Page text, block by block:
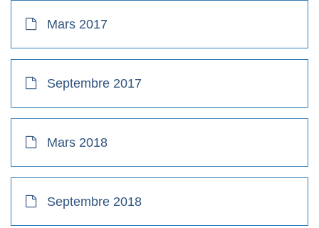
Mars 2017
Septembre 2017
Mars 2018
Septembre 2018